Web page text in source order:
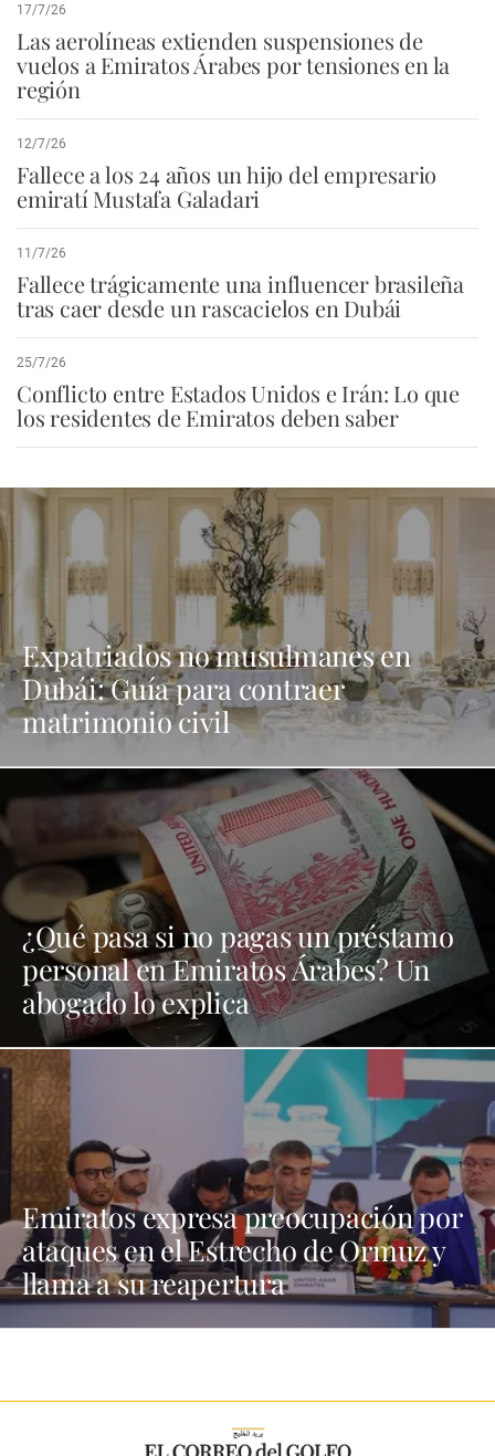
17/7/26
Las aerolíneas extienden suspensiones de
vuelos a Emiratos Árabes por tensiones en la
región
12/7/26
Fallece a los 24 años un hijo del empresario
emiratí Mustafa Galadari
11/7/26
Fallece trágicamente una influencer brasileña
tras caer desde un rascacielos en Dubái
25/7/26
Conflicto entre Estados Unidos e Irán: Lo que
los residentes de Emiratos deben saber
Expatriados no musulmanes en
Dubái: Guía para contraer
matrimonio civil
¿Qué pasa si no pagas un préstamo
personal en Emiratos Árabes? Un
abogado lo explica
Emiratos expresa preocupación por
ataques en el Estrecho de Ormuz y
llama a su reapertura